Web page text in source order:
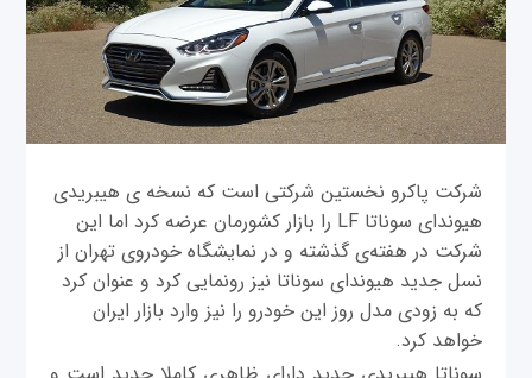
شرکت پاکرو نخستین شرکتی است که نسخه ی هیبریدی
هیوندای سوناتا LF را بازار کشورمان عرضه کرد اما این
شرکت در هفته‌ی گذشته و در نمایشگاه خودروی تهران از
نسل جدید هیوندای سوناتا نیز رونمایی کرد و عنوان کرد
که به زودی مدل روز این خودرو را نیز وارد بازار ایران
خواهد کرد.